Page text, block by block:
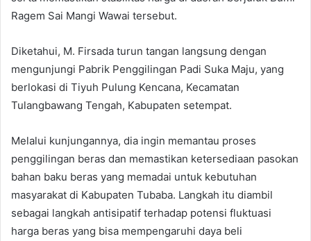
Ragem Sai Mangi Wawai tersebut.
Diketahui, M. Firsada turun tangan langsung dengan
mengunjungi Pabrik Penggilingan Padi Suka Maju, yang
berlokasi di Tiyuh Pulung Kencana, Kecamatan
Tulangbawang Tengah, Kabupaten setempat.
Melalui kunjungannya, dia ingin memantau proses
penggilingan beras dan memastikan ketersediaan pasokan
bahan baku beras yang memadai untuk kebutuhan
masyarakat di Kabupaten Tubaba. Langkah itu diambil
sebagai langkah antisipatif terhadap potensi fluktuasi
harga beras yang bisa mempengaruhi daya beli